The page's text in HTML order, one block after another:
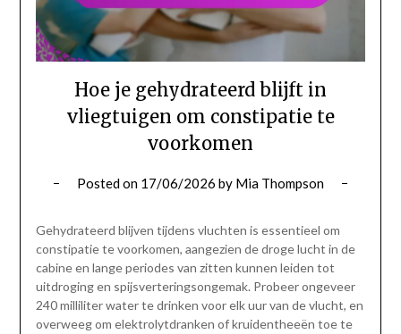
Hoe je gehydrateerd blijft in
vliegtuigen om constipatie te
voorkomen
Posted on 17/06/2026 by Mia Thompson
Gehydrateerd blijven tijdens vluchten is essentieel om
constipatie te voorkomen, aangezien de droge lucht in de
cabine en lange periodes van zitten kunnen leiden tot
uitdroging en spijsverteringsongemak. Probeer ongeveer
240 milliliter water te drinken voor elk uur van de vlucht, en
overweeg om elektrolytdranken of kruidentheeën toe te